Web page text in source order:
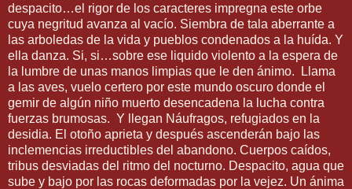
despacito…el rigor de los caracteres impregna este orbe
cuya negritud avanza al vacío. Siembra de tala aberrante a
las arboledas de la vida y pueblos condenados a la huída. Y
ella danza. Si, si…sobre ese liquido violento a la espera de
la lumbre de unas manos limpias que le den ánimo. Llama
a las aves, vuelo certero por este mundo oscuro donde el
gemir de algún niño muerto desencadena la lucha contra
fuerzas brumosas. Y llegan Náufragos, refugiados en la
desidia. El otoño aprieta y después ascenderán bajo las
inclemencias irreductibles del abandono. Cuerpos caídos,
tribus desviadas del ritmo del nocturno. Despacito, agua que
sube y bajo por las rocas deformadas por la vejez. Un ánima